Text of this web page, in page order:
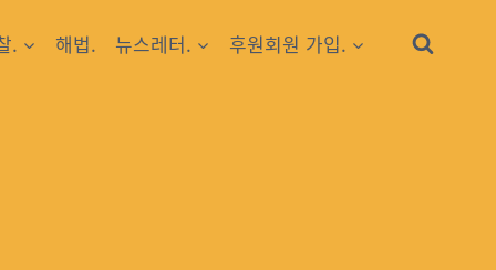
. 해법. 뉴스레터. 후원회원 가입.